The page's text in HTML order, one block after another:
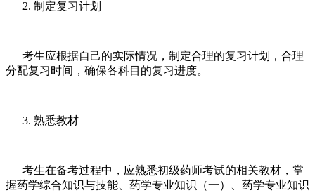
2. 制定复习计划
考生应根据自己的实际情况，制定合理的复习计划，合理
分配复习时间，确保各科目的复习进度。
3. 熟悉教材
考生在备考过程中，应熟悉初级药师考试的相关教材，掌
握药学综合知识与技能、药学专业知识（一）、药学专业知识